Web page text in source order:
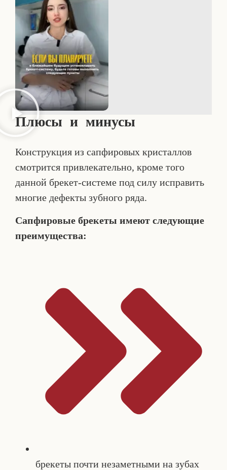
Плюсы и минусы
Конструкция из сапфировых кристаллов
смотрится привлекательно, кроме того
данной брекет-системе под силу исправить
многие дефекты зубного ряда.
Сапфировые брекеты имеют следующие
преимущества:
брекеты почти незаметными на зубах